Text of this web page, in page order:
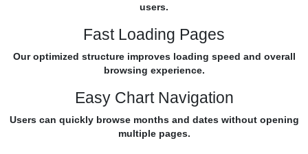
users.
Fast Loading Pages
Our optimized structure improves loading speed and overall
browsing experience.
Easy Chart Navigation
Users can quickly browse months and dates without opening
multiple pages.